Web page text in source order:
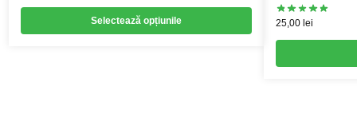
Selectează opțiunile 25,00 lei